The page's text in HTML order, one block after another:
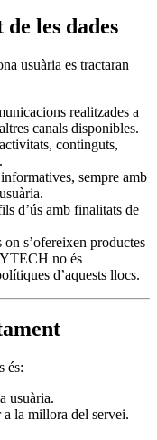
les dades
usuària es tractaran
realitzades a
canals disponibles.
continguts,
sempre amb
d’ús amb finalitats de
on s’ofereixen productes
no és
d’aquests llocs.
és:
usuària.
a la millora del servei.